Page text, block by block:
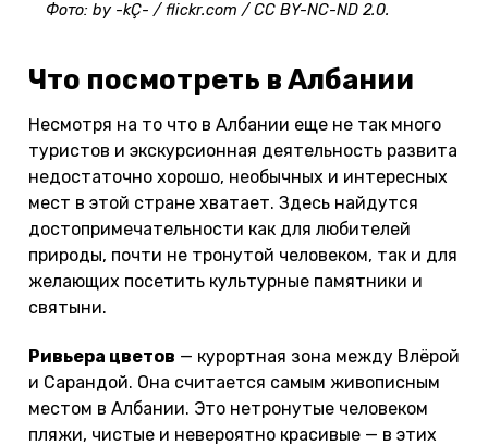
Фото: by -kÇ- / flickr.com / CC BY-NC-ND 2.0.
Что посмотреть в Албании
Несмотря на то что в Албании еще не так много
туристов и экскурсионная деятельность развита
недостаточно хорошо, необычных и интересных
мест в этой стране хватает. Здесь найдутся
достопримечательности как для любителей
природы, почти не тронутой человеком, так и для
желающих посетить культурные памятники и
святыни.
Ривьера цветов — курортная зона между Влёрой
и Сарандой. Она считается самым живописным
местом в Албании. Это нетронутые человеком
пляжи, чистые и невероятно красивые — в этих